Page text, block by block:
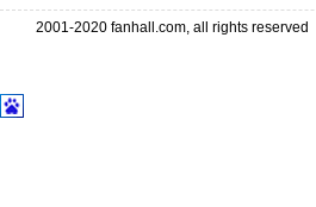
2001-2020 fanhall.com, all rights reserved